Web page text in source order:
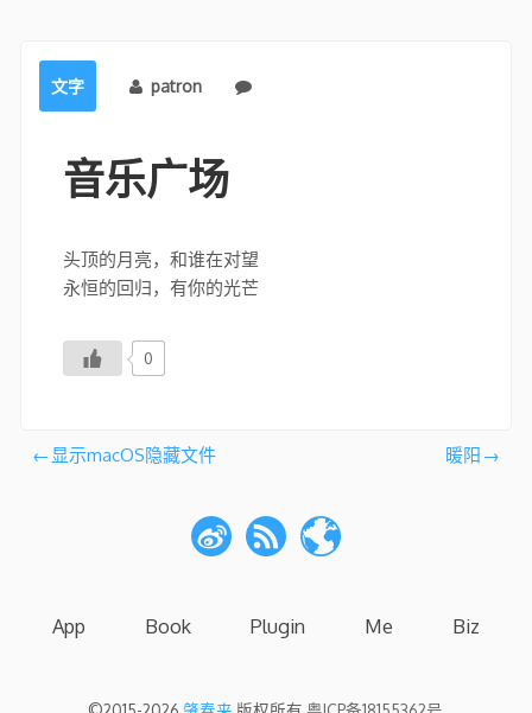
文字 patron
音乐广场
头顶的月亮，和谁在对望
永恒的回归，有你的光芒
0
文显示macOS隐藏文件 暖阳
App Book Plugin Me Biz